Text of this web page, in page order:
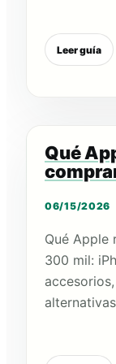
Leer guía
Qué
06/15/2026
Qué Apple
300 mil: